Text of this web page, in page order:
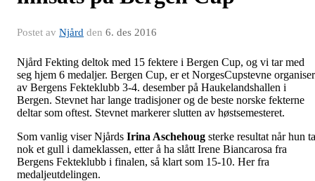
Postet av Njård den 6. des 2016
Njård Fekting deltok med 15 fektere i Bergen Cup, og vi tar med
seg hjem 6 medaljer. Bergen Cup, er et NorgesCupstevne
av Bergens Fekteklubb 3-4. desember på Haukelandshallen i
Bergen. Stevnet har lange tradisjoner og de beste norske fekterne
deltar som oftest. Stevnet markerer slutten av høstsemesteret.
Som vanlig viser Njårds Irina Aschehoug sterke resultat når hun
nok et gull i dameklassen, etter å ha slått Irene Biancarosa fra
Bergens Fekteklubb i finalen, så klart som 15-10. Her fra
medaljeutdelingen.